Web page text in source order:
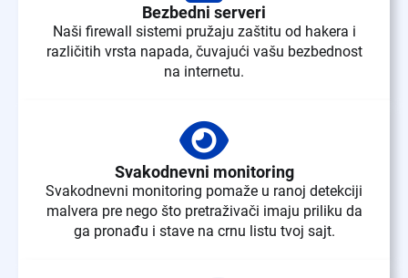
Bezbedni serveri
Naši firewall sistemi pružaju zaštitu od hakera i
različitih vrsta napada, čuvajući vašu bezbednost
na internetu.
Svakodnevni monitoring
Svakodnevni monitoring pomaže u ranoj detekciji
malvera pre nego što pretraživači imaju priliku da
ga pronađu i stave na crnu listu tvoj sajt.